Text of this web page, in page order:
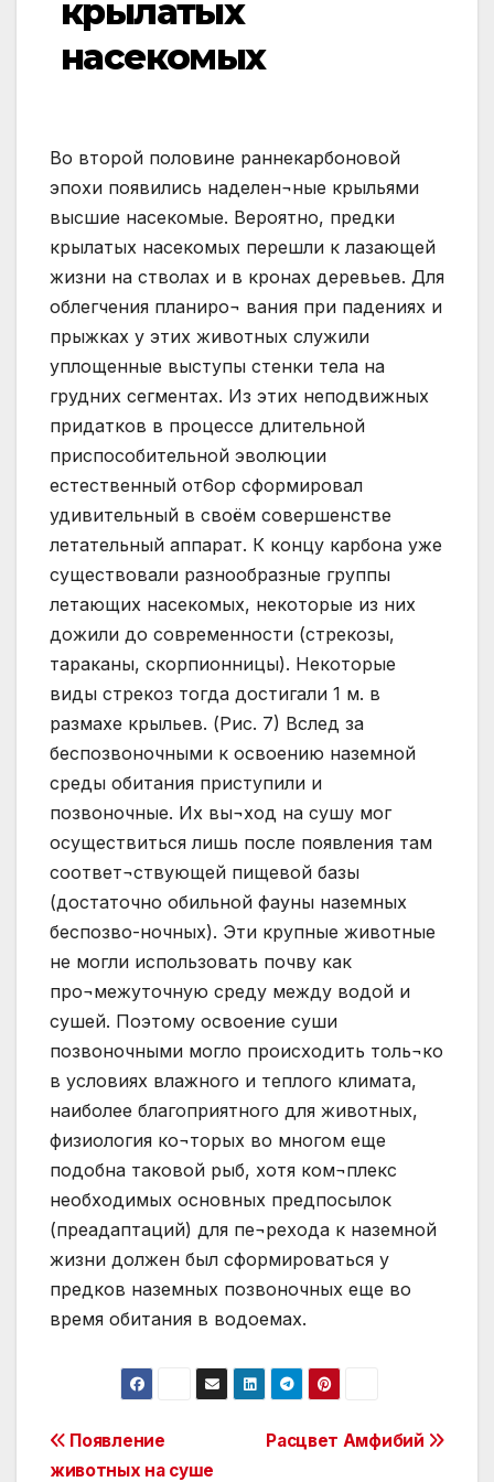
крылатых
насекомых
Во второй половине раннекарбоновой
эпохи появились наделен¬ные крыльями
высшие насекомые. Вероятно, предки
крылатых насекомых перешли к лазающей
жизни на стволах и в кронах деревьев. Для
облегчения планиро¬ вания при падениях и
прыжках у этих животных служили
уплощенные выступы стенки тела на
грудних сегментах. Из этих неподвижных
придатков в процессе длительной
приспособительной эволюции
естественный oт6op сформировал
удивительный в своём совершенстве
летательный аппарат. К концу карбона уже
существовали разнообразные группы
летающих насекомых, некоторые из них
дожили до современности (стрекозы,
тараканы, скорпионницы). Некоторые
виды стрекоз тогда достигали 1 м. в
размахе крыльев. (Рис. 7) Вслед за
беспозвоночными к освоению наземной
среды обитания приступили и
позвоночные. Их вы¬ход на сушу мог
осуществиться лишь после появления там
соответ¬ствующей пищевой базы
(достаточно обильной фауны наземных
беспозво-ночных). Эти крупные животные
не могли использовать почву как
про¬межуточную среду между водой и
сушей. Поэтому освоение суши
позвоночными могло происходить толь¬ко
в условиях влажного и теплого климата,
наиболее благоприятного для животных,
физиология ко¬торых во многом еще
подобна таковой рыб, хотя ком¬плекс
необходимых основных предпосылок
(преадаптаций) для пе¬рехода к наземной
жизни должен был сформироваться у
предков наземных позвоночных еще во
время обитания в водоемах.
Post
Расцвет Амфибий
Появление
животных на суше